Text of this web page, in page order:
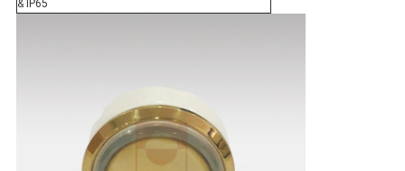
& IP65